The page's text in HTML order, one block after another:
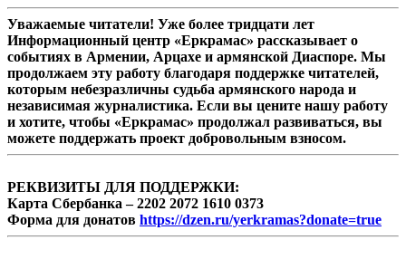
Уважаемые читатели! Уже более тридцати лет
Информационный центр «Еркрамас» рассказывает о
событиях в Армении, Арцахе и армянской Диаспоре. Мы
продолжаем эту работу благодаря поддержке читателей,
которым небезразличны судьба армянского народа и
независимая журналистика. Если вы цените нашу работу
и хотите, чтобы «Еркрамас» продолжал развиваться, вы
можете поддержать проект добровольным взносом.
РЕКВИЗИТЫ ДЛЯ ПОДДЕРЖКИ:
Карта Сбербанка – 2202 2072 1610 0373
Форма для донатов https://dzen.ru/yerkramas?donate=true